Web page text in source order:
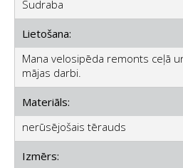
Sudraba
Lietošana:
Mana velosipēda remonts ceļā
mājas darbi.
Materiāls:
nerūsējošais tērauds
Izmērs: